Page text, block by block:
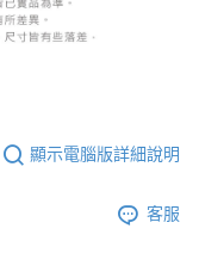
顯示電腦版詳細說明
客服